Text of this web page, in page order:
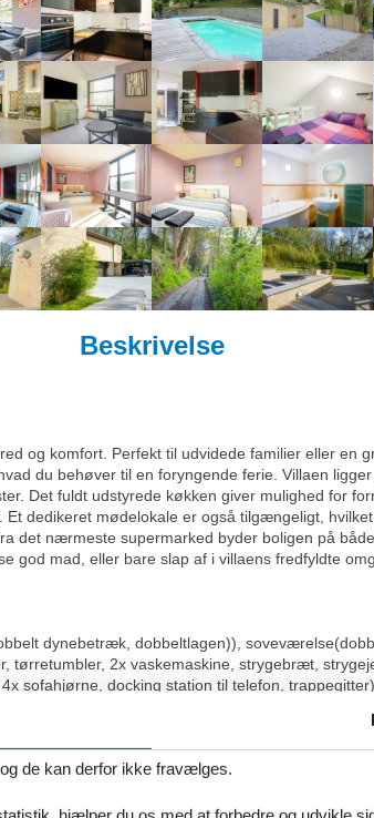
Beskrivelse
og komfort. Perfekt til udvidede familier eller en
du behøver til en foryngende ferie. Villaen
Det fuldt udstyrede køkken giver mulighed for
dedikeret mødelokale er også tilgængeligt,
det nærmeste supermarked byder boligen på
god mad, eller bare slap af i villaens fredfyldte
dynebetræk, dobbeltlagen)),
tørretumbler, 2x vaskemaskine, strygebræt,
sofahjørne, docking station til telefon,
glaskeramisk), emhætte, kaffemaskine,
dobbeltseng(dobbelt dynebetræk,
lagen),
rejseseng, klimaanlæg), badeværelse(badekar,
håndvask, føntørrer),
havedøre, terrasse(privat), have(privat,
de kan derfor ikke fravælges.